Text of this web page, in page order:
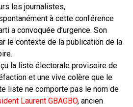
les journalistes,
à cette conférence
a convoquée d’urgence. Son
le contexte de la publication de la
la liste électorale provisoire de
et une vive colère que le
liste ne comporte pas le nom de
Laurent GBAGBO, ancien